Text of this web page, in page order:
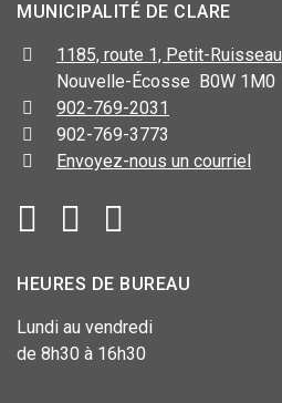
MUNICIPALITÉ DE CLARE
1185, route 1, Petit-Ruisseau
Nouvelle-Écosse B0W 1M0
902-769-2031
902-769-3773
Envoyez-nous un courriel
HEURES DE BUREAU
Lundi au vendredi
de 8h30 à 16h30